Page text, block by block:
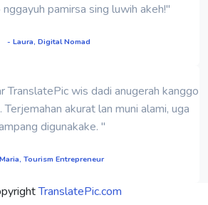
pamirsa sing luwih akeh!"
- Laura, Digital Nomad
TranslatePic wis dadi anugerah kanggo
akurat lan muni alami, uga
digunakake. "
Tourism Entrepreneur
TranslatePic.com